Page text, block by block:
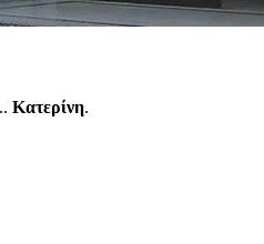
Κατερίνη.